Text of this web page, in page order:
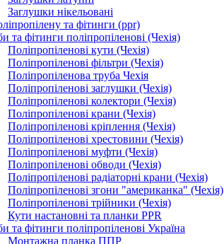
Заглушки нікельовані
та фітинги (ppr)
та фітинги поліпропіленові (Чехія)
Поліпропіленові кути (Чехія)
Поліпропіленові фільтри (Чехія)
Поліпропіленова труба Чехія
Поліпропіленові заглушки (Чехія)
Поліпропіленові колектори (Чехія)
Поліпропіленові крани (Чехія)
Поліпропіленові кріплення (Чехія)
Поліпропіленові хрестовини (Чехія)
Поліпропіленові муфти (Чехія)
Поліпропіленові обводи (Чехія)
Поліпропіленові радіаторні крани (Чехія)
Поліпропіленові згони "американка" (Чехія)
Поліпропіленові трійники (Чехія)
Кути настановні та планки PPR
та фітинги поліпропіленові Україна
Монтажна планка ППР